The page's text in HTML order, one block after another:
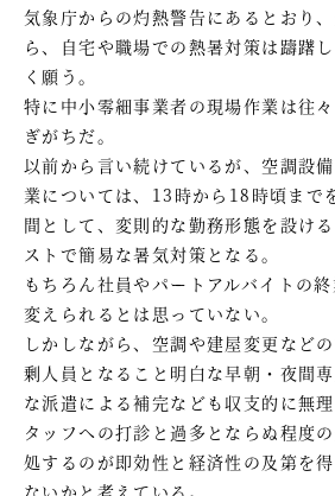
気象庁からの灼熱警告にあるとおり
ら、自宅や職場での熱暑対策は躊躇
く願う。
特に中小零細事業者の現場作業は往
ぎがちだ。
以前から言い続けているが、空調設
業については、13時から18時頃まで
間として、変則的な勤務形態を設け
ストで簡易な暑気対策となる。
もちろん社員やパートアルバイトの
変えられるとは思っていない。
しかしながら、空調や建屋変更など
剰人員となること明白な早朝・夜間
な派遣による補完なども収支的に無
タッフへの打診と過多とならぬ程度
処するのが即効性と経済性の及第を
ないかと考えている。